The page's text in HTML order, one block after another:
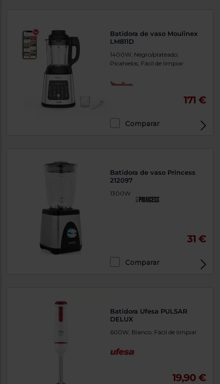
Batidora de vaso Moulinex
LM811D
1400W, Negro/plateado,
Picahielos, Fácil de limpiar
171 €
Comparar
Batidora de vaso Princess
212097
1300W
31 €
Comparar
Batidora Ufesa PULSAR
DELUX
600W, Blanco, Fácil de limpiar
19,90 €